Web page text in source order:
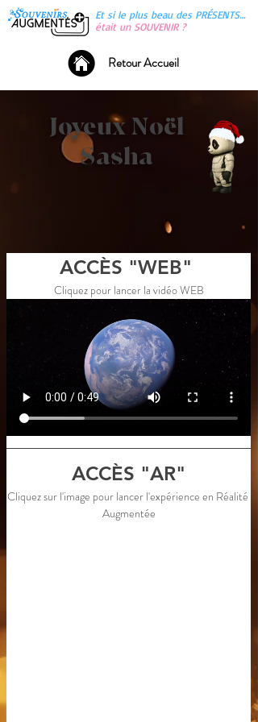
Et si le plus beau des PRÉSENTS…
était un SOUVENIR ?
Retour Accueil
Joyeux Noël
Sasha
ACCÈS "WEB"
Cliquez pour lancer la vidéo WEB
ACCÈS "AR"
Cliquez sur l'image pour lancer l'expérience en Réalité
Augmentée